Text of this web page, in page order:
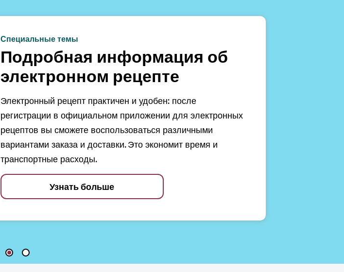
Специальные темы
Подробная информация об
электронном рецепте
Электронный рецепт практичен и удобен: после
регистрации в официальном приложении для электронных
рецептов вы сможете воспользоваться различными
вариантами заказа и доставки. Это экономит время и
транспортные расходы.
Узнать больше